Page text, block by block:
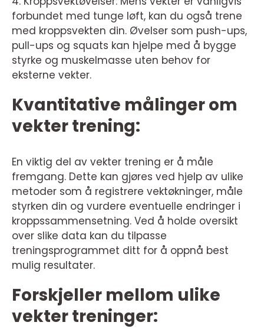
forbundet med tunge løft, kan du også trene
med kroppsvekten din. Øvelser som push-ups,
pull-ups og squats kan hjelpe med å bygge
styrke og muskelmasse uten behov for
eksterne vekter.
Kvantitative målinger om
vekter trening:
En viktig del av vekter trening er å måle
fremgang. Dette kan gjøres ved hjelp av ulike
metoder som å registrere vektøkninger, måle
styrken din og vurdere eventuelle endringer i
kroppssammensetning. Ved å holde oversikt
over slike data kan du tilpasse
treningsprogrammet ditt for å oppnå best
mulig resultater.
Forskjeller mellom ulike
vekter treninger: